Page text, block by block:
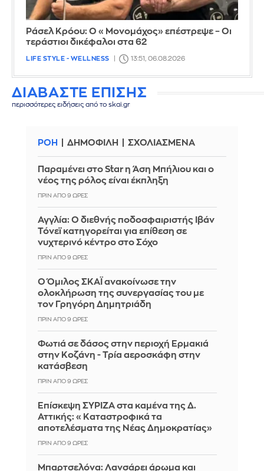
Ράσελ Κρόου: Ο «Μονομάχος» επέστρεψε – Οι
τεράστιοι δικέφαλοι στα 62
LIFE STYLE - WELLNESS 13:51, 06.08.2026
ΔΙΑΒΑΣΤΕ ΕΠΙΣΗΣ
περισσότερες ειδήσεις από το skai.gr
ΡΟΗ ΔΗΜΟΦΙΛΗ ΣΧΟΛΙΑΣΜΕΝΑ
Παραμένει στο Star η Άση Μπήλιου και ο
νέος της ρόλος είναι έκπληξη
ΠΡΙΝ ΑΠΌ 9 ΏΡΕΣ
Αγγλία: Ο διεθνής ποδοσφαιριστής Ιβάν
Τόνεϊ κατηγορείται για επίθεση σε
νυχτερινό κέντρο στο Σόχο
ΠΡΙΝ ΑΠΌ 9 ΏΡΕΣ
Ο Όμιλος ΣΚΑΪ ανακοίνωσε την
ολοκλήρωση της συνεργασίας του με
τον Γρηγόρη Δημητριάδη
ΠΡΙΝ ΑΠΌ 9 ΏΡΕΣ
Φωτιά σε δάσος στην περιοχή Ερμακιά
στην Κοζάνη - Τρία αεροσκάφη στην
κατάσβεση
ΠΡΙΝ ΑΠΌ 9 ΏΡΕΣ
Επίσκεψη ΣΥΡΙΖΑ στα καμένα της Δ.
Αττικής: «Καταστροφικά τα
αποτελέσματα της Νέας Δημοκρατίας»
ΠΡΙΝ ΑΠΌ 9 ΏΡΕΣ
Μπαρτσελόνα: Λανσάρει άρωμα και